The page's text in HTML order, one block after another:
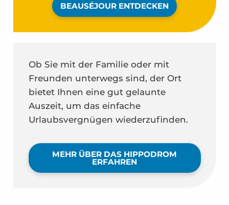
BEAUSÉJOUR ENTDECKEN
Ob Sie mit der Familie oder mit
Freunden unterwegs sind, der Ort
bietet Ihnen eine gut gelaunte
Auszeit, um das einfache
Urlaubsvergnügen wiederzufinden.
MEHR ÜBER DAS HIPPODROM
ERFAHREN